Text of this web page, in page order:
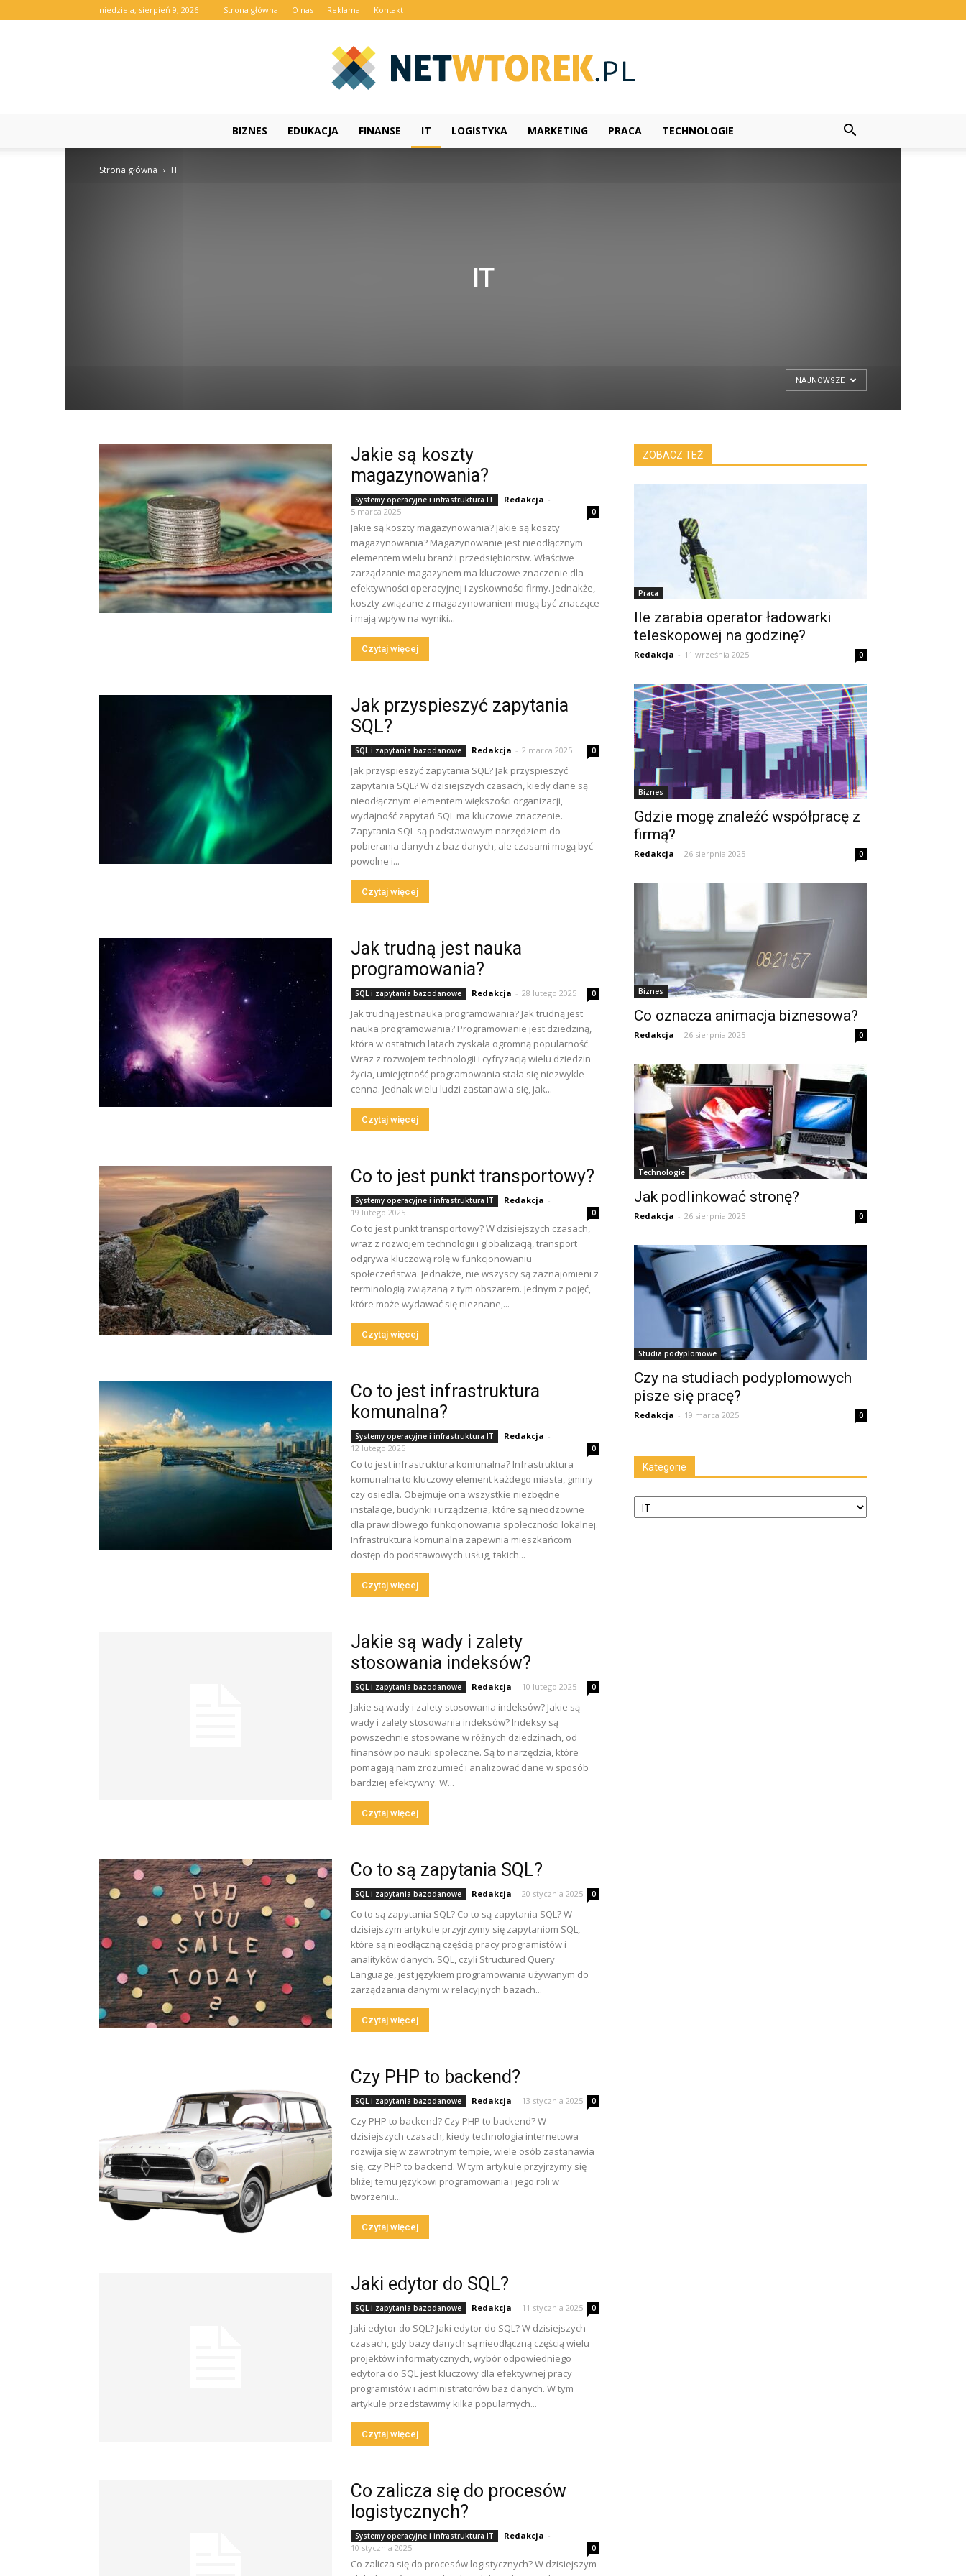
niedziela, sierpień 9, 2026 Strona główna O nas Reklama Kontakt
NetWtorek.pl
BIZNES EDUKACJA FINANSE IT LOGISTYKA MARKETING PRACA TECHNOLOGIE
Strona główna IT
IT
NAJNOWSZE
Jakie są koszty
magazynowania?
Systemy operacyjne i infrastruktura IT Redakcja -
5 marca 2025
0
Jakie są koszty magazynowania? Jakie są koszty
magazynowania? Magazynowanie jest nieodłącznym
elementem wielu branż i przedsiębiorstw. Właściwe
zarządzanie magazynem ma kluczowe znaczenie dla
efektywności operacyjnej i zyskowności firmy. Jednakże,
koszty związane z magazynowaniem mogą być znaczące
i mają wpływ na wyniki...
Czytaj więcej
Jak przyspieszyć zapytania
SQL?
SQL i zapytania bazodanowe Redakcja - 2 marca 2025 0
Jak przyspieszyć zapytania SQL? Jak przyspieszyć
zapytania SQL? W dzisiejszych czasach, kiedy dane są
nieodłącznym elementem większości organizacji,
wydajność zapytań SQL ma kluczowe znaczenie.
Zapytania SQL są podstawowym narzędziem do
pobierania danych z baz danych, ale czasami mogą być
powolne i...
Czytaj więcej
Jak trudną jest nauka
programowania?
SQL i zapytania bazodanowe Redakcja - 28 lutego 2025 0
Jak trudną jest nauka programowania? Jak trudną jest
nauka programowania? Programowanie jest dziedziną,
która w ostatnich latach zyskała ogromną popularność.
Wraz z rozwojem technologii i cyfryzacją wielu dziedzin
życia, umiejętność programowania stała się niezwykle
cenna. Jednak wielu ludzi zastanawia się, jak...
Czytaj więcej
Co to jest punkt transportowy?
Systemy operacyjne i infrastruktura IT Redakcja -
19 lutego 2025
0
Co to jest punkt transportowy? W dzisiejszych czasach,
wraz z rozwojem technologii i globalizacją, transport
odgrywa kluczową rolę w funkcjonowaniu
społeczeństwa. Jednakże, nie wszyscy są zaznajomieni z
terminologią związaną z tym obszarem. Jednym z pojęć,
które może wydawać się nieznane,...
Czytaj więcej
Co to jest infrastruktura
komunalna?
Systemy operacyjne i infrastruktura IT Redakcja -
12 lutego 2025
0
Co to jest infrastruktura komunalna? Infrastruktura
komunalna to kluczowy element każdego miasta, gminy
czy osiedla. Obejmuje ona wszystkie niezbędne
instalacje, budynki i urządzenia, które są nieodzowne
dla prawidłowego funkcjonowania społeczności lokalnej.
Infrastruktura komunalna zapewnia mieszkańcom
dostęp do podstawowych usług, takich...
Czytaj więcej
Jakie są wady i zalety
stosowania indeksów?
SQL i zapytania bazodanowe Redakcja - 10 lutego 2025 0
Jakie są wady i zalety stosowania indeksów? Jakie są
wady i zalety stosowania indeksów? Indeksy są
powszechnie stosowane w różnych dziedzinach, od
finansów po nauki społeczne. Są to narzędzia, które
pomagają nam zrozumieć i analizować dane w sposób
bardziej efektywny. W...
Czytaj więcej
Co to są zapytania SQL?
SQL i zapytania bazodanowe Redakcja - 20 stycznia 2025 0
Co to są zapytania SQL? Co to są zapytania SQL? W
dzisiejszym artykule przyjrzymy się zapytaniom SQL,
które są nieodłączną częścią pracy programistów i
analityków danych. SQL, czyli Structured Query
Language, jest językiem programowania używanym do
zarządzania danymi w relacyjnych bazach...
Czytaj więcej
Czy PHP to backend?
SQL i zapytania bazodanowe Redakcja - 13 stycznia 2025 0
Czy PHP to backend? Czy PHP to backend? W
dzisiejszych czasach, kiedy technologia internetowa
rozwija się w zawrotnym tempie, wiele osób zastanawia
się, czy PHP to backend. W tym artykule przyjrzymy się
bliżej temu językowi programowania i jego roli w
tworzeniu...
Czytaj więcej
Jaki edytor do SQL?
SQL i zapytania bazodanowe Redakcja - 11 stycznia 2025 0
Jaki edytor do SQL? Jaki edytor do SQL? W dzisiejszych
czasach, gdy bazy danych są nieodłączną częścią wielu
projektów informatycznych, wybór odpowiedniego
edytora do SQL jest kluczowy dla efektywnej pracy
programistów i administratorów baz danych. W tym
artykule przedstawimy kilka popularnych...
Czytaj więcej
Co zalicza się do procesów
logistycznych?
Systemy operacyjne i infrastruktura IT Redakcja -
10 stycznia 2025
0
Co zalicza się do procesów logistycznych? W dzisiejszym
ZOBACZ TEŻ
Praca
Ile zarabia operator ładowarki
teleskopowej na godzinę?
Redakcja - 11 września 2025 0
Biznes
Gdzie mogę znaleźć współpracę z
firmą?
Redakcja - 26 sierpnia 2025 0
Biznes
Co oznacza animacja biznesowa?
Redakcja - 26 sierpnia 2025 0
Technologie
Jak podlinkować stronę?
Redakcja - 26 sierpnia 2025 0
Studia podyplomowe
Czy na studiach podyplomowych
pisze się pracę?
Redakcja - 19 marca 2025 0
Kategorie
Kategorie